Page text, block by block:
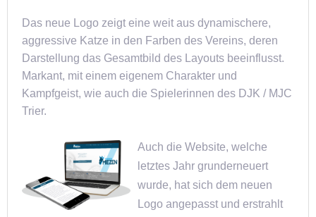
Das neue Logo zeigt eine weit aus dynamischere,
aggressive Katze in den Farben des Vereins, deren
Darstellung das Gesamtbild des Layouts beeinflusst.
Markant, mit einem eigenem Charakter und
Kampfgeist, wie auch die Spielerinnen des DJK / MJC
Trier.
Auch die Website, welche
letztes Jahr grunderneuert
wurde, hat sich dem neuen
Logo angepasst und erstrahlt